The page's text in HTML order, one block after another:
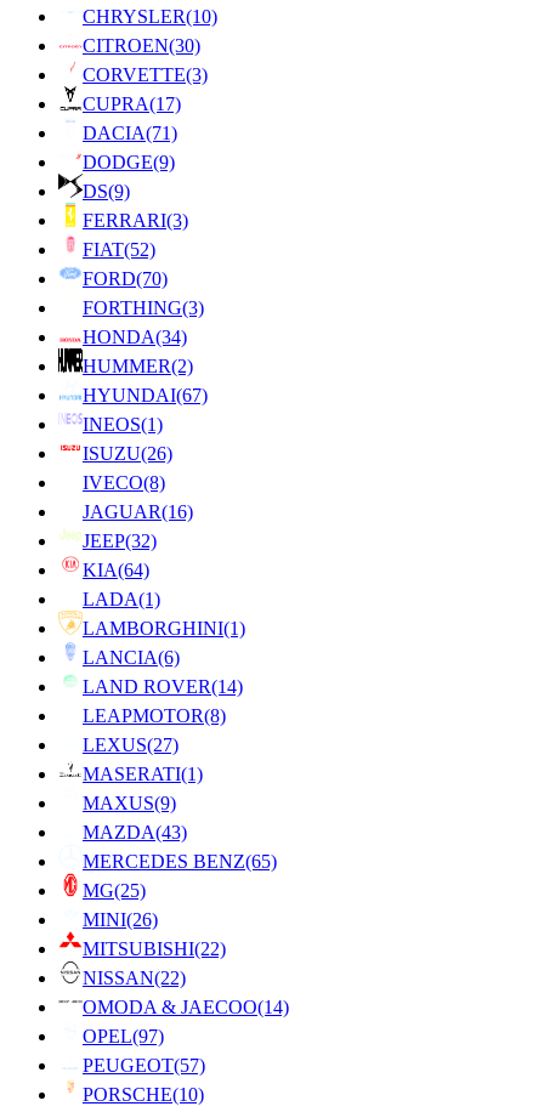
CHRYSLER(10)
CITROEN(30)
CORVETTE(3)
CUPRA(17)
DACIA(71)
DODGE(9)
DS(9)
FERRARI(3)
FIAT(52)
FORD(70)
FORTHING(3)
HONDA(34)
HUMMER(2)
HYUNDAI(67)
INEOS(1)
ISUZU(26)
IVECO(8)
JAGUAR(16)
JEEP(32)
KIA(64)
LADA(1)
LAMBORGHINI(1)
LANCIA(6)
LAND ROVER(14)
LEAPMOTOR(8)
LEXUS(27)
MASERATI(1)
MAXUS(9)
MAZDA(43)
MERCEDES BENZ(65)
MG(25)
MINI(26)
MITSUBISHI(22)
NISSAN(22)
OMODA & JAECOO(14)
OPEL(97)
PEUGEOT(57)
PORSCHE(10)